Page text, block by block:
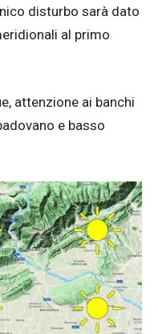
disturbo sarà dato
al primo
attenzione ai banchi
e basso